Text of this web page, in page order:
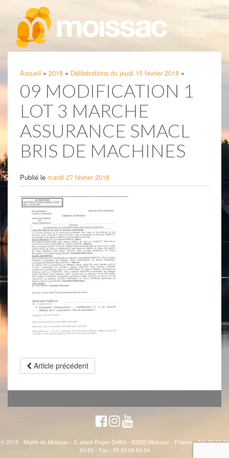
Afficher
Accueil » 2018 » Délibérations du jeudi 15 février 2018 »
09 MODIFICATION 1
LOT 3 MARCHE
ASSURANCE SMACL
BRIS DE MACHINES
Publié le mardi 27 février 2018
Article précédent
© 2015 - Mairie de Moissac - 3, place Roger Delthil - 82200 Moissac - France - Tél. 05 63 04
63 63 - Fax : 05 63 04 63 64